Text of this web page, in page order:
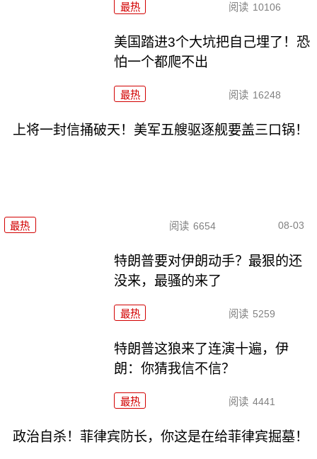
最热 阅读 10106
美国踏进3个大坑把自己埋了！恐
怕一个都爬不出
最热 阅读 16248
上将一封信捅破天！美军五艘驱逐舰要盖三口锅！
最热 阅读 6654 08-03
特朗普要对伊朗动手？最狠的还
没来，最骚的来了
最热 阅读 5259
特朗普这狼来了连演十遍，伊
朗：你猜我信不信？
最热 阅读 4441
政治自杀！菲律宾防长，你这是在给菲律宾掘墓！